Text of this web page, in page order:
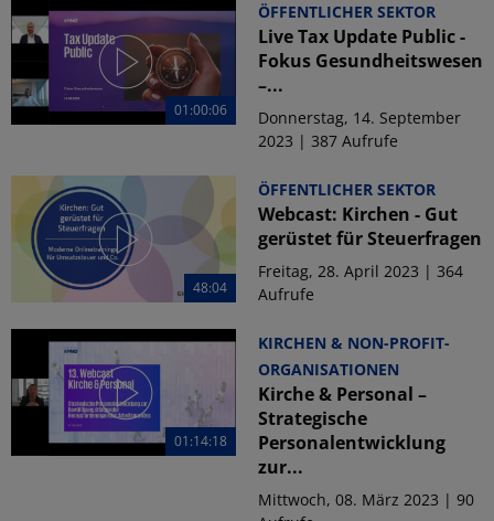
01:00:06
ÖFFENTLICHER SEKTOR
Live Tax Update Public -
Fokus Gesundheitswesen
–...
Donnerstag, 14. September
2023 | 387 Aufrufe
48:04
ÖFFENTLICHER SEKTOR
Webcast: Kirchen - Gut
gerüstet für Steuerfragen
Freitag, 28. April 2023 | 364
Aufrufe
01:14:18
KIRCHEN & NON-PROFIT-
ORGANISATIONEN
Kirche & Personal –
Strategische
Personalentwicklung
zur...
Mittwoch, 08. März 2023 | 90